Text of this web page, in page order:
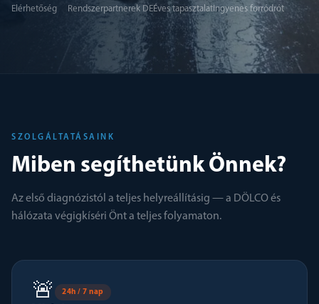
Elérhetőség Rendszerpartnerek DEÉves tapasztalat Ingyenes forródrót
SZOLGÁLTATÁSAINK
Miben segíthetünk Önnek?
Az első diagnózistól a teljes helyreállításig — a DÖLCO és
hálózata végigkíséri Önt a teljes folyamaton.
🚨 24h / 7 nap